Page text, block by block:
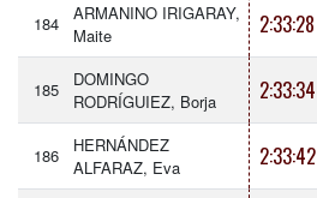
184
ARMANINO IRIGARAY,
Maite
2:33:28
185
DOMINGO
RODRÍGUIEZ, Borja
2:33:34
186
HERNÁNDEZ
ALFARAZ, Eva
2:33:42